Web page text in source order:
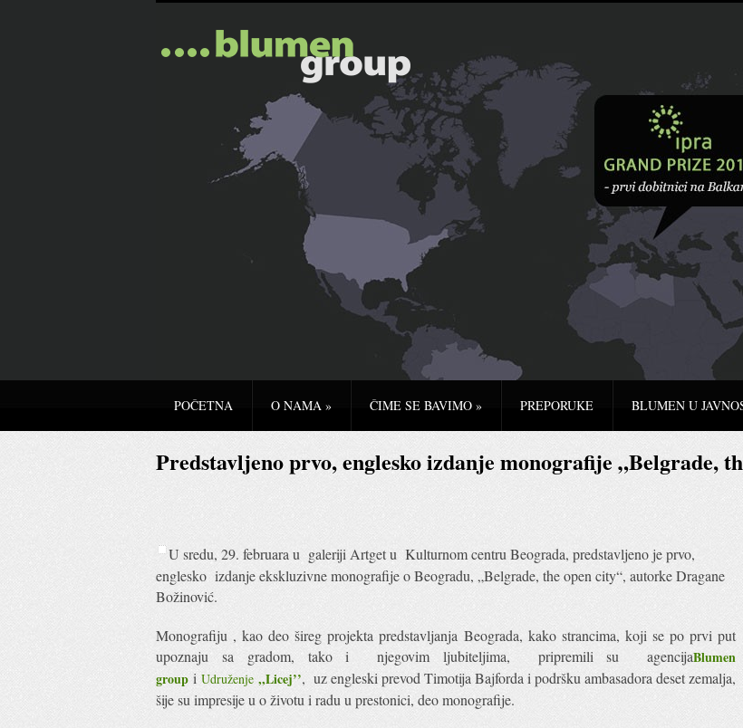
POČETNA O NAMA » ČIME SE BAVIMO » PREPORUKE BLUMEN U
Predstavljeno prvo, englesko izdanje monografije „Belgrade,
U sredu, 29. februara u galeriji Artget u Kulturnom centru Beograda, predstavljeno je prvo,
englesko izdanje ekskluzivne monografije o Beogradu, „Belgrade, the open city“, autorke Dragane
Božinović.
Monografiju , kao deo šireg projekta predstavljanja Beograda, kako strancima, koji se po prvi put
upoznaju sa gradom, tako i njegovim ljubiteljima, pripremili su agencijaBlumen
group i Udruženje ,,Licej’’, uz engleski prevod Timotija Bajforda i podršku ambasadora deset zemalja,
šije su impresije u o životu i radu u prestonici, deo monografije.